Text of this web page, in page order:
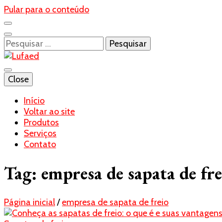
Pular para o conteúdo
Pesquisar
por:
Lufaed
Blog- Lufaed
Close
Início
Voltar ao site
Produtos
Serviços
Contato
Tag: empresa de sapata de
Página inicial/empresa de sapata de freio